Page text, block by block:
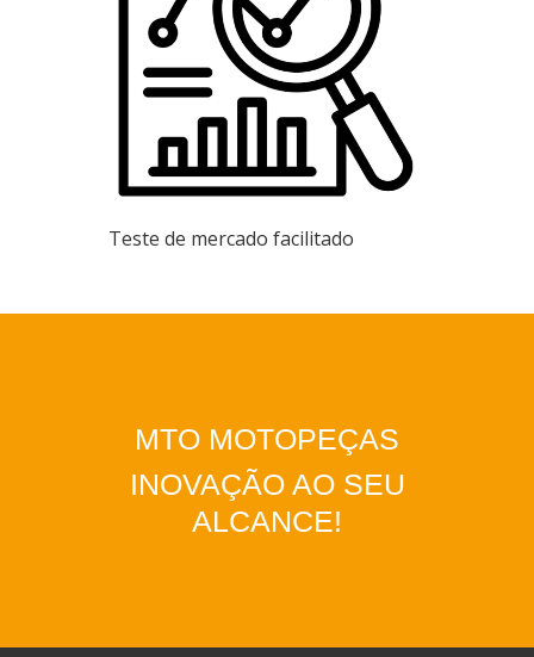
Teste de mercado facilitado
MTO MOTOPEÇAS
INOVAÇÃO AO SEU
ALCANCE!